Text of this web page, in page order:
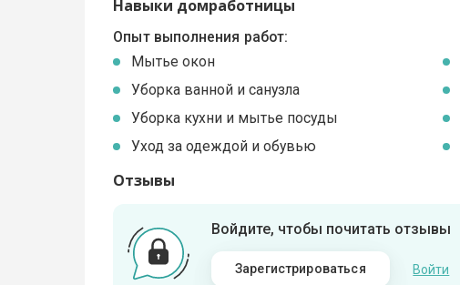
Навыки домработницы
Опыт выполнения работ:
Мытье окон
Уборка ванной и санузла
Уборка кухни и мытье посуды
Уход за одеждой и обувью
Отзывы
Войдите, чтобы почитать отзывы
Зарегистрироваться Войти